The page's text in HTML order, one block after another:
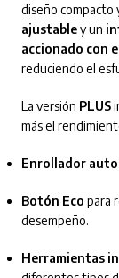
diseño compacto
ajustabley un
accionado con
reduciendo el
La versión PLUS
más el
Enrollador
Botón Eco para
desempeño.
Herramientas